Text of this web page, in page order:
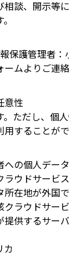
相談、開示等
報保護管理者
ムよりご連
意性
ただし、個
することがで
の個人デー
ウドサービ
所在地が外国
クラウドサー
提供するサー
カ